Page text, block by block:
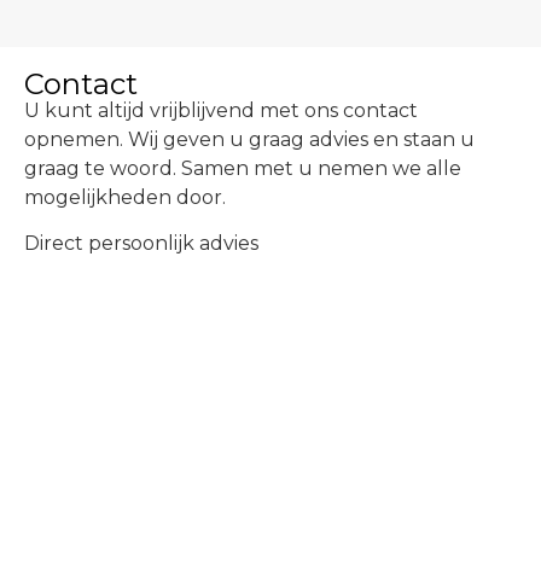
Contact
U kunt altijd vrijblijvend met ons contact
opnemen. Wij geven u graag advies en staan u
graag te woord. Samen met u nemen we alle
mogelijkheden door.
Direct persoonlijk advies